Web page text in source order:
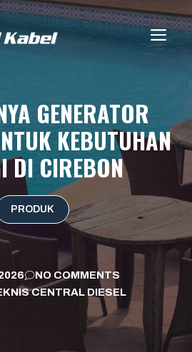
GENERATOR
KEBUTUHAN
DI CIREBON
PRODUK
NO COMMENTS
CENTRAL DIESEL